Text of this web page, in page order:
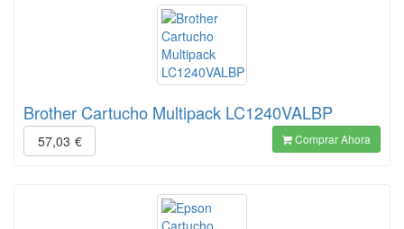
Brother Cartucho Multipack LC1240VALBP
57,03 € Comprar Ahora